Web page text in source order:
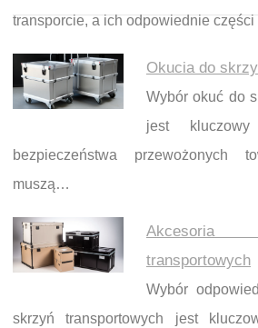
transporcie, a ich odpowiednie
Okucia do
Wybór okuć do
jest
bezpieczeństwa przewożonych
muszą…
transportowych
Wybór
skrzyń transportowych jest